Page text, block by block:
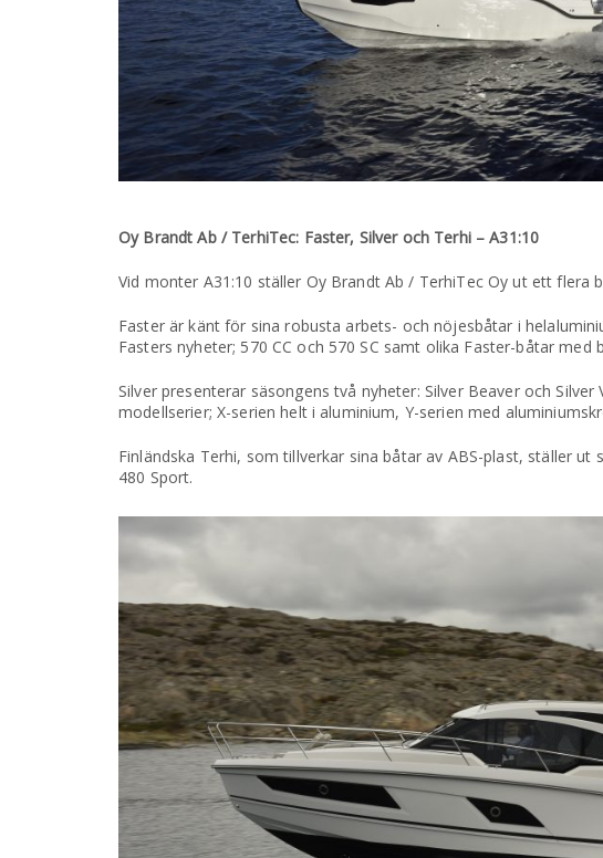
Oy Brandt Ab / TerhiTec: Faster, Silver och Terhi – A31:10
Vid monter A31:10 ställer Oy Brandt Ab / TerhiTec Oy ut ett flera
Faster är känt för sina robusta arbets- och nöjesbåtar i
Fasters nyheter; 570 CC och 570 SC samt olika Faster-båtar med
Silver presenterar säsongens två nyheter: Silver Beaver och
modellserier; X-serien helt i aluminium, Y-serien med
Finländska Terhi, som tillverkar sina båtar av ABS-plast, ställer
480 Sport.